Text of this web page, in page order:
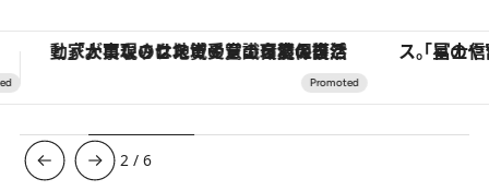
「星のや富士」でデジタルデトックス。冨士信仰の歴史を辿り、心身を調える。
3 /6